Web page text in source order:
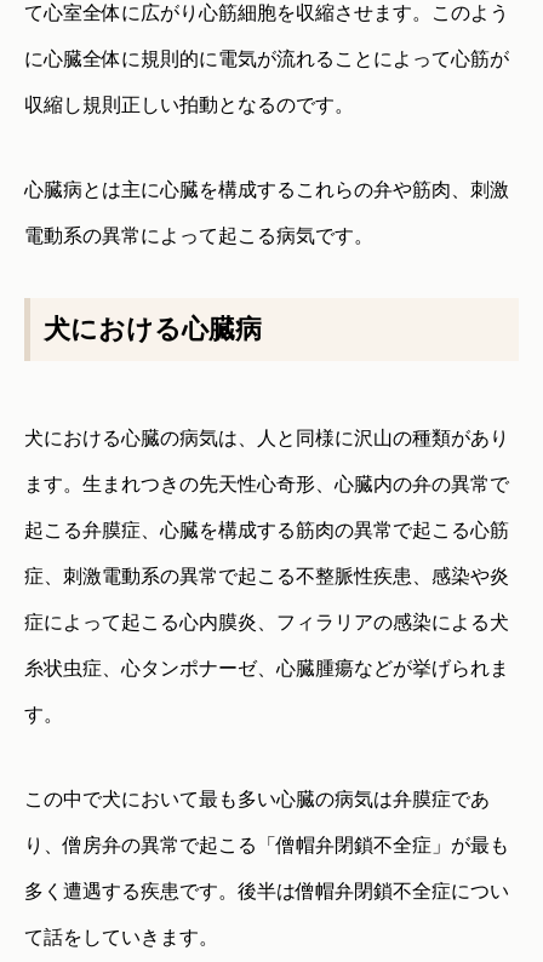
て心室全体に広がり心筋細胞を収縮させます。このよう
に心臓全体に規則的に電気が流れることによって心筋が
収縮し規則正しい拍動となるのです。
心臓病とは主に心臓を構成するこれらの弁や筋肉、刺激
電動系の異常によって起こる病気です。
犬における心臓病
犬における心臓の病気は、人と同様に沢山の種類があり
ます。生まれつきの先天性心奇形、心臓内の弁の異常で
起こる弁膜症、心臓を構成する筋肉の異常で起こる心筋
症、刺激電動系の異常で起こる不整脈性疾患、感染や炎
症によって起こる心内膜炎、フィラリアの感染による犬
糸状虫症、心タンポナーゼ、心臓腫瘍などが挙げられま
す。
この中で犬において最も多い心臓の病気は弁膜症であ
り、僧房弁の異常で起こる「僧帽弁閉鎖不全症」が最も
多く遭遇する疾患です。後半は僧帽弁閉鎖不全症につい
て話をしていきます。